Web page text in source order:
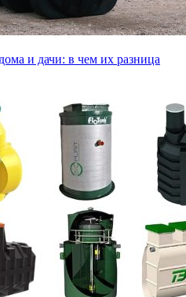
и дачи: в чем их разница